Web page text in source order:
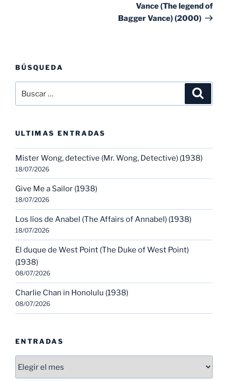
Vance (The legend of
Bagger Vance) (2000)
BÚSQUEDA
por:
ULTIMAS ENTRADAS
Mister Wong, detective (Mr. Wong, Detective) (1938)
18/07/2026
Give Me a Sailor (1938)
18/07/2026
Los líos de Anabel (The Affairs of Annabel) (1938)
18/07/2026
El duque de West Point (The Duke of West Point)
(1938)
08/07/2026
Charlie Chan in Honolulu (1938)
08/07/2026
ENTRADAS